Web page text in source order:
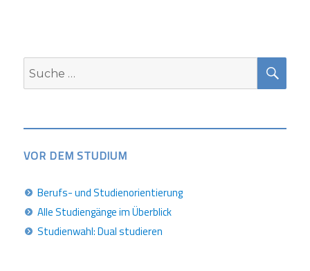
Suche
nach:
VOR DEM STUDIUM
Berufs- und Studienorientierung
Alle Studiengänge im Überblick
Studienwahl: Dual studieren